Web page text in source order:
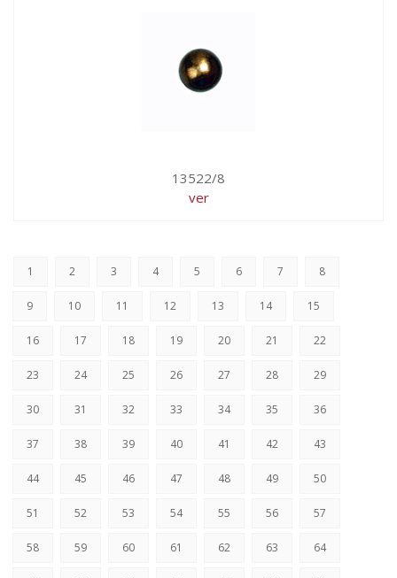
13522/8
ver
1 2 3 4 5 6 7 8
9 10 11 12 13 14 15
16 17 18 19 20 21 22
23 24 25 26 27 28 29
30 31 32 33 34 35 36
37 38 39 40 41 42 43
44 45 46 47 48 49 50
51 52 53 54 55 56 57
58 59 60 61 62 63 64